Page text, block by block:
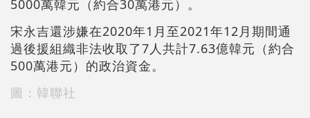
5000萬韓元（約合30萬港元）。
宋永吉還涉嫌在2020年1月至2021年12月期間通
過後援組織非法收取了7人共計7.63億韓元（約合
500萬港元）的政治資金。
圖：韓聯社